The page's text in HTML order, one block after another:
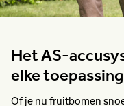
Het AS-
elke toepassing
Of je nu fruitbomen